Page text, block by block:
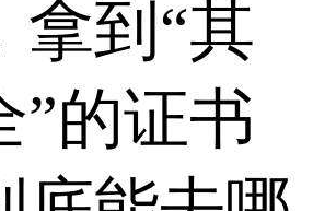
拿到“其
”的证书